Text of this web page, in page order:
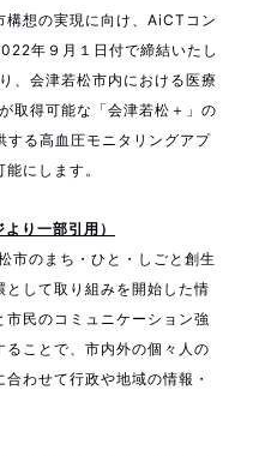
構想の実現に向け、AiCTコン
年９月１日付で締結いたし
、会津若松市内における医療
取得可能な「会津若松＋」の
する高血圧モニタリングアプ
にします。
り一部引用）
市のまち・ひと・しごと創生
して取り組みを開始した情
民のコミュニケーション強
ことで、市内外の個々人の
わせて行政や地域の情報・